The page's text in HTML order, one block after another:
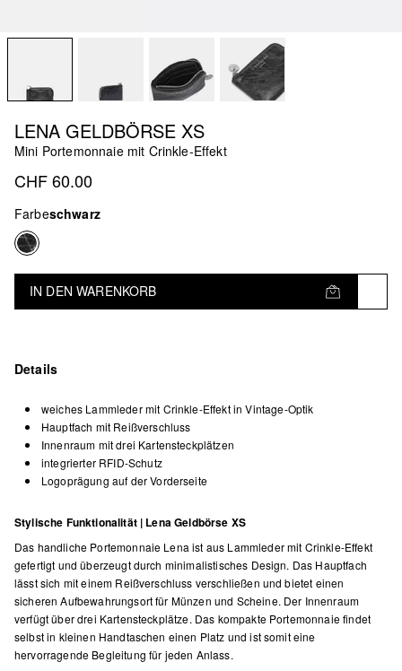
LENA GELDBÖRSE XS
Mini Portemonnaie mit Crinkle-Effekt
CHF 60.00
Farbeschwarz
IN DEN WARENKORB
Details
weiches Lammleder mit Crinkle-Effekt in Vintage-Optik
Hauptfach mit Reißverschluss
Innenraum mit drei Kartensteckplätzen
integrierter RFID-Schutz
Logoprägung auf der Vorderseite
Stylische Funktionalität | Lena Geldbörse XS
Das handliche Portemonnaie Lena ist aus Lammleder mit Crinkle-Effekt
gefertigt und überzeugt durch minimalistisches Design. Das Hauptfach
lässt sich mit einem Reißverschluss verschließen und bietet einen
sicheren Aufbewahrungsort für Münzen und Scheine. Der Innenraum
verfügt über drei Kartensteckplätze. Das kompakte Portemonnaie findet
selbst in kleinen Handtaschen einen Platz und ist somit eine
hervorragende Begleitung für jeden Anlass.